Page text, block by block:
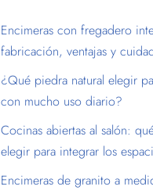
Encimeras con fregadero
fabricación, ventajas y
¿Qué piedra natural elegir
con mucho uso diario?
Cocinas abiertas al salón:
elegir para integrar los
Encimeras de granito a